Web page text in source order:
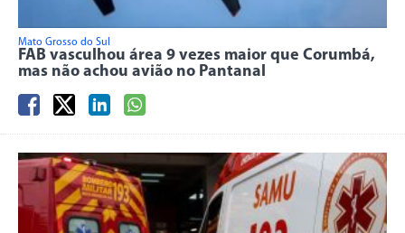
Mato Grosso do Sul
FAB vasculhou área 9 vezes maior que Corumbá,
mas não achou avião no Pantanal